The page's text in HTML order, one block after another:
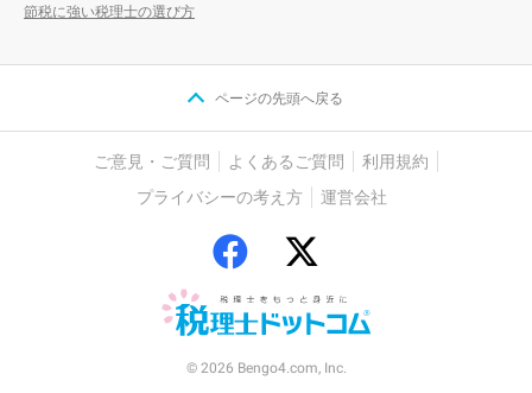
節税に強い税理士の選び方
ページの先頭へ戻る
ご意見・ご質問 よくあるご質問
利用規約
プライバシーの考え方
運営会社
© 2026 Bengo4.com, Inc.